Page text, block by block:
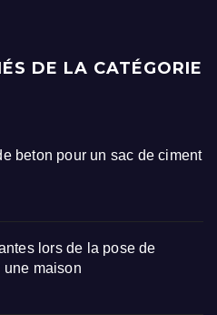
DE LA CATÉGORIE
beton pour un sac de ciment
lors de la pose de
une maison